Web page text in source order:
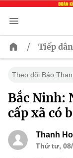
/ Tiếp
Theo dõi Báo
Bắc Ninh:
cấp xã có
Thanh
Thứ tư,